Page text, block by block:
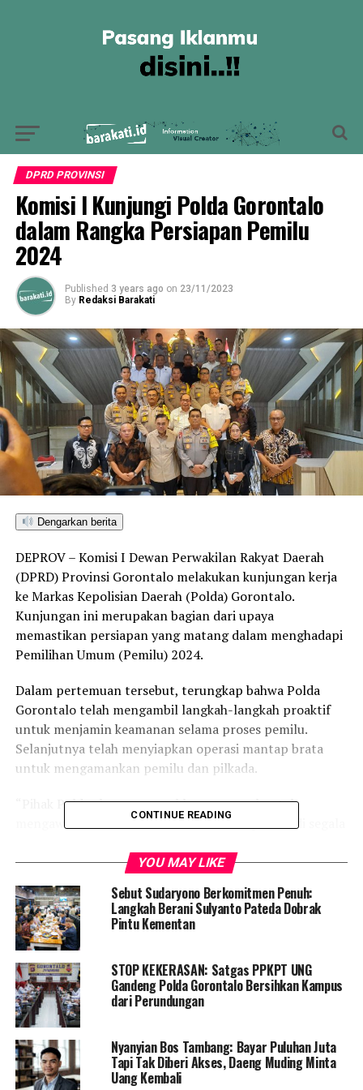
DPRD PROVINSI
Komisi I Kunjungi Polda Gorontalo
dalam Rangka Persiapan Pemilu
2024
Published 3 years ago on 23/11/2023
By Redaksi Barakati
Dengarkan berita
DEPROV – Komisi I Dewan Perwakilan Rakyat Daerah
(DPRD) Provinsi Gorontalo melakukan kunjungan kerja
ke Markas Kepolisian Daerah (Polda) Gorontalo.
Kunjungan ini merupakan bagian dari upaya
memastikan persiapan yang matang dalam menghadapi
Pemilihan Umum (Pemilu) 2024.
Dalam pertemuan tersebut, terungkap bahwa Polda
Gorontalo telah mengambil langkah-langkah proaktif
untuk menjamin keamanan selama proses pemilu.
Selanjutnya telah menyiapkan operasi mantap brata
untuk mengamankan pemilu dan pilkada.
“Pihak Polda akan mengarahkan personel untuk
mengawasi dan memastikan kelancaran pemilu di segala
ujar AW Thalib.
Polda Gorontalo juga telah menyiapkan kekuatan
personel yang signifikan, dengan sekitar 1.200 anggota
yang akan ditugaskan khusus untuk mengamankan masa
kampanye pemilu 2024. Langkah ini diambil untuk
memastikan bahwa proses pemilu dapat berjalan
dengan lancar dan sukses sesuai harapan bersama.
Mengingat bahwa periode pemilu ini berdekatan dengan
Hari Raya Natal, Kapolda Gorontalo menjelaskan bahwa
pihaknya tetap melaksanakan razia miras sebagai bagian
CONTINUE READING
YOU MAY LIKE
Sebut Sudaryono Berkomitmen Penuh:
Langkah Berani Sulyanto Pateda Dobrak
Pintu Kementan
STOP KEKERASAN: Satgas PPKPT UNG
Gandeng Polda Gorontalo Bersihkan Kampus
dari Perundungan
Nyanyian Bos Tambang: Bayar Puluhan Juta
Tapi Tak Diberi Akses, Daeng Muding Minta
Uang Kembali